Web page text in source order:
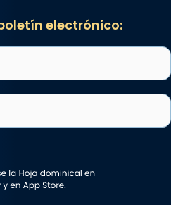
electrónico: